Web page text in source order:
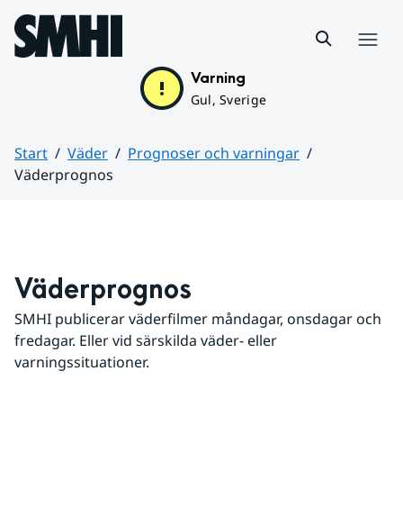
Hoppa till sidans innehåll
Varning
Gul, Sverige
Start Väder
Prognoser och varningar
Väderprognos
Väderprognos
SMHI publicerar väderfilmer måndagar, onsdagar och
fredagar. Eller vid särskilda väder- eller
varningssituationer.